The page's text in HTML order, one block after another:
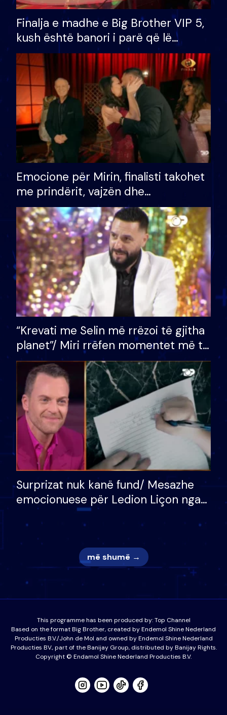
Finalja e madhe e Big Brother VIP 5,
kush është banori i parë që lë
shtëpinë dhe humb mundësinë për
të fituar çmimin e madh
Emocione për Mirin, finalisti takohet
me prindërit, vajzën dhe
bashkëshorten: S’kemi ndonjë letër
divorci apo jo?
“Krevati me Selin më rrëzoi të gjitha
planet”/ Miri rrëfen momentet më të
bukura në shtëpinë e BB VIP: Do më
mungojë zilja e mëngjesit kur…
Surprizat nuk kanë fund/ Mesazhe
emocionuese për Ledion Liçon nga
nëna dhe fëmijët e tij, moderatori
nuk i mban dot lotët: Nuk meritoj…
më shumë →
This programme has been produced by:Top Channel
Based on the format Big Brother, created by Endemol Shine Nederland
Producties B.V./John de Mol and owned by Endemol Shine Nederland
Producties BV., part of the Banijay Group, distributed by Banijay Rights.
Copyright © Endamol Shine Nederland Producties B.V.